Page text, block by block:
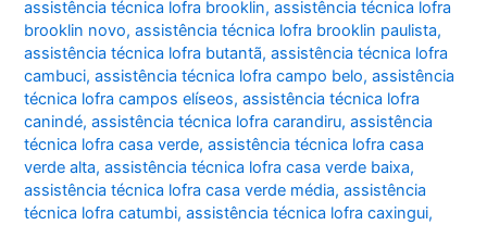
assistência técnica lofra brooklin,assistência técnica lofra
brooklin novo,assistência técnica lofra brooklin paulista,
assistência técnica lofra butantã,assistência técnica lofra
cambuci,assistência técnica lofra campo belo,assistência
técnica lofra campos elíseos,assistência técnica lofra
canindé,assistência técnica lofra carandiru,assistência
técnica lofra casa verde,assistência técnica lofra casa
verde alta,assistência técnica lofra casa verde baixa,
assistência técnica lofra casa verde média,assistência
técnica lofra catumbi,assistência técnica lofra caxingui,